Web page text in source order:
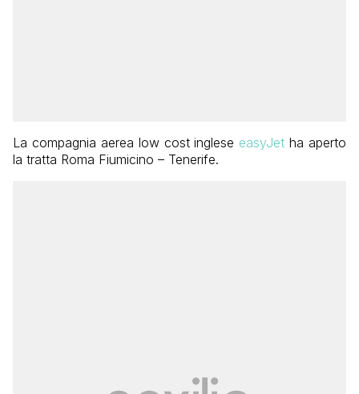
La compagnia aerea low cost inglese easyJet ha aperto
la tratta Roma Fiumicino – Tenerife.